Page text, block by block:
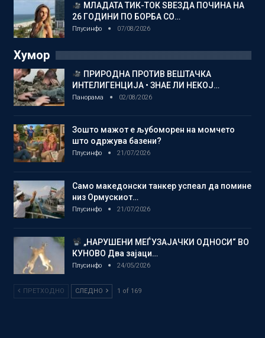
МЛАДАТА ТИК-ТОК ЅВЕЗДА ПОЧИНА НА
26 ГОДИНИ ПО БОРБА СО…
Плусинфо 07/08/2026
Хумор
ПРИРОДНА ПРОТИВ ВЕШТАЧКА
ИНТЕЛИГЕНЦИЈА • ЗНАЕ ЛИ НЕКОЈ…
Панорама 02/08/2026
Зошто мажот е љубоморен на момчето
што одржува базени?
Плусинфо 21/07/2026
Само македонски танкер успеал да помине
низ Ормускиот…
Плусинфо 21/07/2026
„НАРУШЕНИ МЕЃУЗАЈАЧКИ ОДНОСИ“ ВО
КУНОВО Два зајаци…
Плусинфо 24/05/2026
ПРЕТХОДНО СЛЕДНО 1 of 169